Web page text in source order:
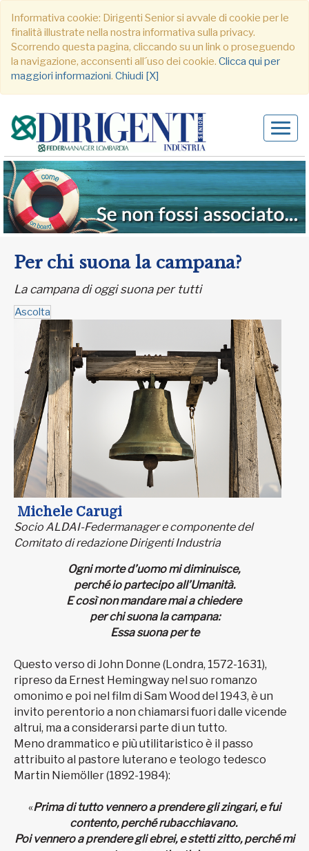
Informativa cookie: Dirigenti Senior si avvale di cookie per le
finalità illustrate nella nostra informativa sulla privacy.
Scorrendo questa pagina, cliccando su un link o proseguendo
la navigazione, acconsenti all´uso dei cookie. Clicca qui per
maggiori informazioni. Chiudi [X]
Per chi suona la campana?
La campana di oggi suona per tutti
Ascolta
Michele Carugi
Socio ALDAI-Federmanager e componente del
Comitato di redazione Dirigenti Industria
Ogni morte d’uomomi diminuisce,
perché io partecipo all’Umanità.
E così non mandare mai a chiedere
per chi suonala campana:
Essa suona per te
Questo verso di John Donne (Londra, 1572-1631),
ripreso da Ernest Hemingway nel suo romanzo
omonimo e poi nel film di Sam Wood del 1943, è un
invito perentorio a non chiamarsi fuori dalle vicende
altrui, ma a considerarsi parte di un tutto.
Meno drammatico e più utilitaristico è il passo
attribuito al pastore luterano e teologo tedesco
Martin Niemöller (1892-1984):
«Prima di tutto vennero a prendere gli zingari, e fui
contento, perché rubacchiavano.
Poi vennero a prendere gli ebrei, e stetti zitto, perché mi